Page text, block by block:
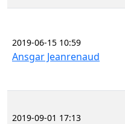
2019-06-15 10:59
Ansgar Jeanrenaud
2019-09-01 17:13